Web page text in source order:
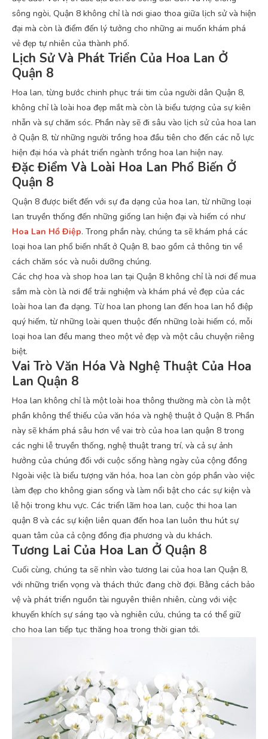
sông ngòi, Quận 8 không chỉ là nơi giao thoa giữa lịch sử và hiện
đại mà còn là điểm đến lý tưởng cho những ai muốn khám phá
vẻ đẹp tự nhiên của thành phố.
Lịch Sử Và Phát Triển Của Hoa Lan Ở
Quận 8
Hoa lan, từng bước chinh phục trái tim của người dân Quận 8,
không chỉ là loài hoa đẹp mắt mà còn là biểu tượng của sự kiên
nhẫn và sự chăm sóc. Phần này sẽ đi sâu vào lịch sử của hoa lan
ở Quận 8, từ những người trồng hoa đầu tiên cho đến các nỗ lực
hiện đại hóa và phát triển ngành trồng hoa lan hiện nay.
Đặc Điểm Và Loài Hoa Lan Phổ Biến Ở
Quận 8
Quận 8 được biết đến với sự đa dạng của hoa lan, từ những loại
lan truyền thống đến những giống lan hiện đại và hiếm có như
Hoa Lan Hồ Điệp. Trong phần này, chúng ta sẽ khám phá các
loại hoa lan phổ biến nhất ở Quận 8, bao gồm cả thông tin về
cách chăm sóc và nuôi dưỡng chúng.
Các chợ hoa và shop hoa lan tại Quận 8 không chỉ là nơi để mua
sắm mà còn là nơi để trải nghiệm và khám phá vẻ đẹp của các
loài hoa lan đa dạng. Từ hoa lan phong lan đến hoa lan hồ điệp
quý hiếm, từ những loài quen thuộc đến những loài hiếm có, mỗi
loại hoa lan đều mang theo một vẻ đẹp và một câu chuyện riêng
biệt.
Vai Trò Văn Hóa Và Nghệ Thuật Của Hoa
Lan Quận 8
Hoa lan không chỉ là một loài hoa thông thường mà còn là một
phần không thể thiếu của văn hóa và nghệ thuật ở Quận 8. Phần
này sẽ khám phá sâu hơn về vai trò của hoa lan quận 8 trong
các nghi lễ truyền thống, nghệ thuật trang trí, và cả sự ảnh
hưởng của chúng đối với cuộc sống hàng ngày của cộng đồng
Ngoài việc là biểu tượng văn hóa, hoa lan còn góp phần vào việc
làm đẹp cho không gian sống và làm nổi bật cho các sự kiện và
lễ hội trong khu vực. Các triển lãm hoa lan, cuộc thi hoa lan
quận 8 và các sự kiện liên quan đến hoa lan luôn thu hút sự
quan tâm của cả cộng đồng địa phương và du khách.
Tương Lai Của Hoa Lan Ở Quận 8
Cuối cùng, chúng ta sẽ nhìn vào tương lai của hoa lan Quận 8,
với những triển vọng và thách thức đang chờ đợi. Bằng cách bảo
vệ và phát triển nguồn tài nguyên thiên nhiên, cùng với việc
khuyến khích sự sáng tạo và nghiên cứu, chúng ta có thể giữ
cho hoa lan tiếp tục thăng hoa trong thời gian tới.